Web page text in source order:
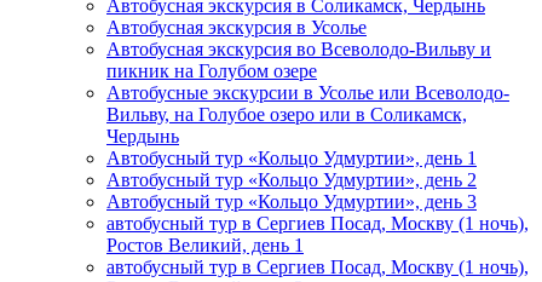
Автобусная экскурсия в Соликамск, Чердынь
Автобусная экскурсия в Усолье
Автобусная экскурсия во Всеволодо-Вильву и
пикник на Голубом озере
Автобусные экскурсии в Усолье или Всеволодо-
Вильву, на Голубое озеро или в Соликамск,
Чердынь
Автобусный тур «Кольцо Удмуртии», день 1
Автобусный тур «Кольцо Удмуртии», день 2
Автобусный тур «Кольцо Удмуртии», день 3
автобусный тур в Сергиев Посад, Москву (1 ночь),
Ростов Великий, день 1
автобусный тур в Сергиев Посад, Москву (1 ночь),